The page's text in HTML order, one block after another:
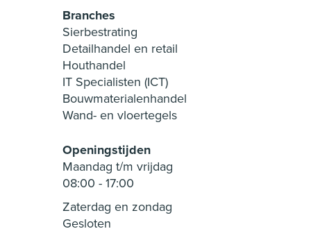
Branches
Sierbestrating
Detailhandel en retail
Houthandel
IT Specialisten (ICT)
Bouwmaterialenhandel
Wand- en vloertegels
Openingstijden
Maandag t/m vrijdag
08:00 -17:00
Zaterdag en zondag
Gesloten